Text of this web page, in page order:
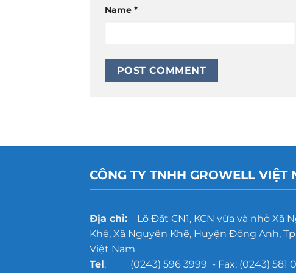
Name *
CÔNG TY TNHH GROWELL VIỆT
Địa chỉ:Lô Đất CN1, KCN vừa và nhỏ Xã
Khê, Xã Nguyên Khê, Huyện Đông Anh, Tp
Việt Nam
Tel: (0243) 596 3999 - Fax: (0243) 581